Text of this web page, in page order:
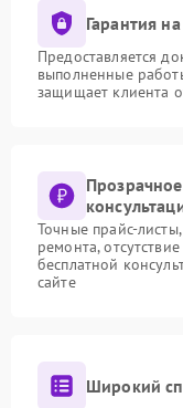
Гарантия
Предоставляется
выполненные
защищает клиента
Точные прайс-
ремонта,
бесплатной
сайте
Широкий